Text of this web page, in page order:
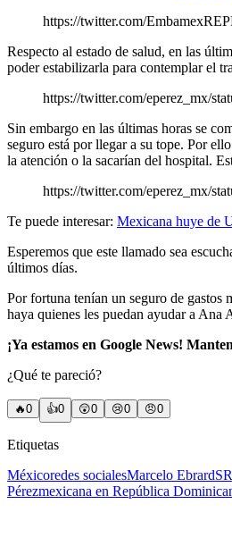
https://twitter.com/
Respecto al estado de salud, en las
poder estabilizarla para contemplar el
https://twitter.com/eperez_mx/
Sin embargo en las últimas horas se
seguro está por llegar a su tope. Por
la atención o la sacarían del hospital.
https://twitter.com/eperez_mx/
Te puede interesar: Mexicana huye de
Esperemos que este llamado sea
últimos días.
Por fortuna tenían un seguro de gastos
haya quienes les puedan ayudar a Ana
¡Ya estamos en Google News!
¿Qué te pareció?
🔥0 👍0 😲0 😢0 😠0
Etiquetas
Méxicoredes socialesMarcelo Ebrard
Pérezmexicana en República